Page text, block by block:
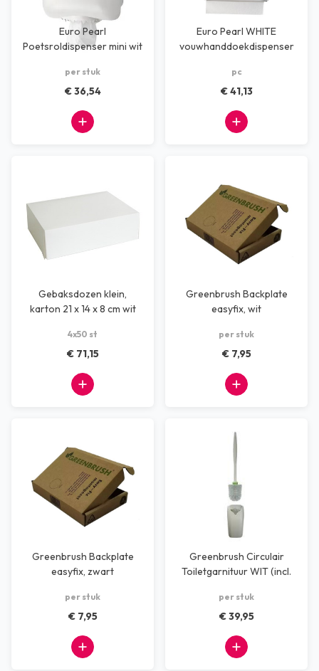
Euro Pearl
Poetsroldispenser mini wit
per stuk
€ 36,54
Euro Pearl WHITE
vouwhanddoekdispenser
pc
€ 41,13
Gebaksdozen klein,
karton 21 x 14 x 8 cm wit
4x50 st
€ 71,15
Greenbrush Backplate
easyfix, wit
per stuk
€ 7,95
Greenbrush Backplate
easyfix, zwart
per stuk
€ 7,95
Greenbrush Circulair
Toiletgarnituur WIT (incl.
per stuk
€ 39,95